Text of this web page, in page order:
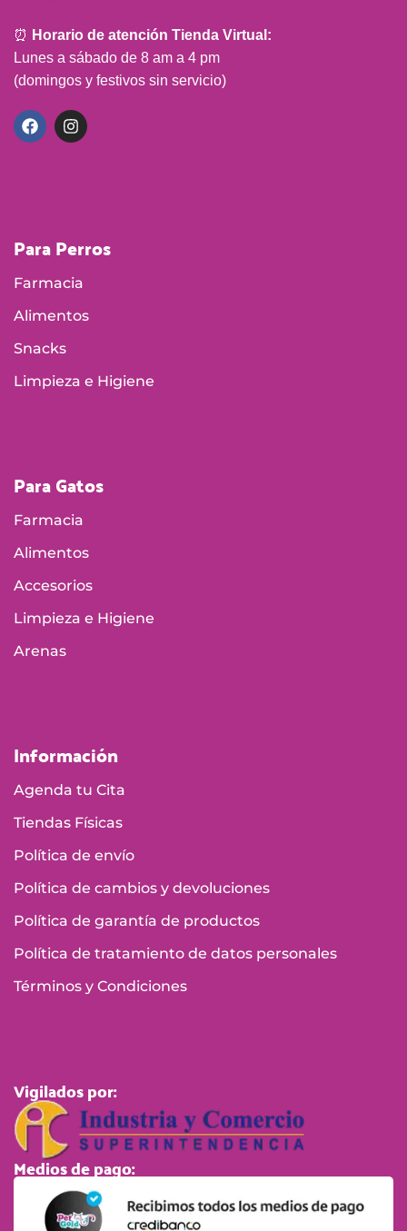
⏰ Horario de atención Tienda Virtual:
Lunes a sábado de 8 am a 4 pm
(domingos y festivos sin servicio)
Para Perros
Farmacia
Alimentos
Snacks
Limpieza e Higiene
Para Gatos
Farmacia
Alimentos
Accesorios
Limpieza e Higiene
Arenas
Información
Agenda tu Cita
Tiendas Físicas
Política de envío
Política de cambios y devoluciones
Política de garantía de productos
Política de tratamiento de datos personales
Términos y Condiciones
Vigilados por:
Medios de pago: